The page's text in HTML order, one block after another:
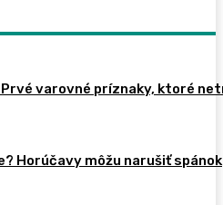
varovné príznaky, ktoré
Horúčavy môžu narušiť spánok